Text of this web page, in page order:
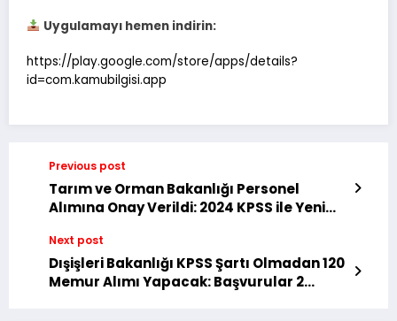
Uygulamayı hemen indirin:
https://play.google.com/store/apps/details?
id=com.kamubilgisi.app
Previous post
Tarım ve Orman Bakanlığı Personel
Alımına Onay Verildi: 2024 KPSS ile Yeni
Next post
Dışişleri Bakanlığı KPSS Şartı Olmadan 120
Memur Alımı Yapacak: Başvurular 2